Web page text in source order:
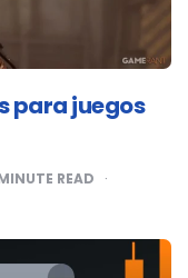
para juegos
READ